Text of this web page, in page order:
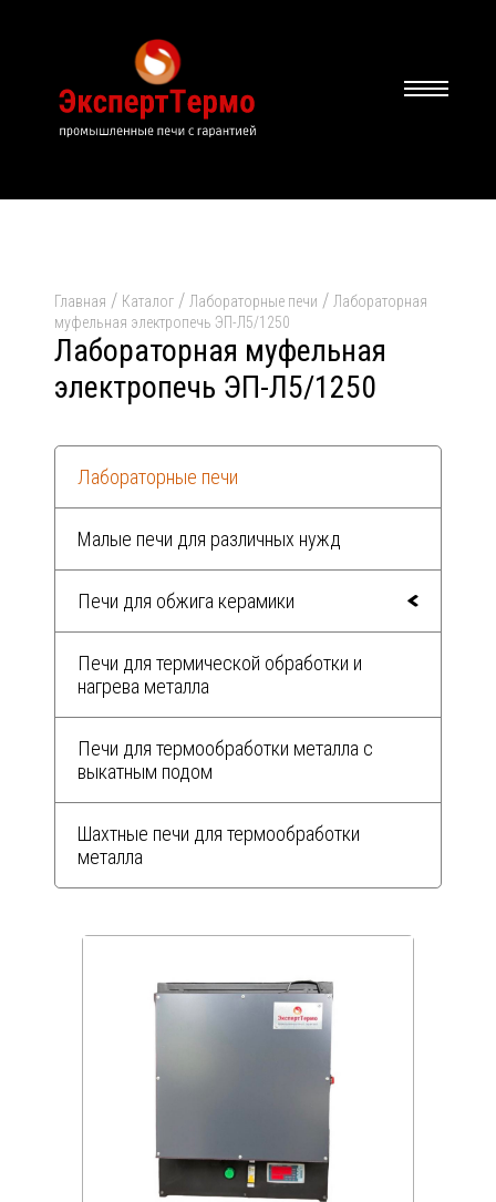
Главная / Каталог / Лабораторные печи / Лабораторная
муфельная электропечь ЭП-Л5/1250
Лабораторная муфельная
электропечь ЭП-Л5/1250
Лабораторные печи
Малые печи для различных нужд
Печи для обжига керамики
Печи для термической обработки и
нагрева металла
Печи для термообработки металла с
выкатным подом
Шахтные печи для термообработки
металла